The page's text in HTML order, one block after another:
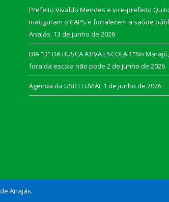
Prefeito Vivaldo Mendes e vice-prefeito Quito
inauguram o CAPS e fortalecem a saúde
Anajás. 13 de junho de 2026
DIA “D” DA BUSCA ATIVA ESCOLAR “No
fora da escola não pode 2 de junho de 2026
Agenda da USB FLUVIAL 1 de junho de 2026
Anajás.